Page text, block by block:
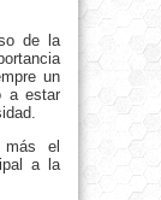
de la
un
a estar
más el
a la